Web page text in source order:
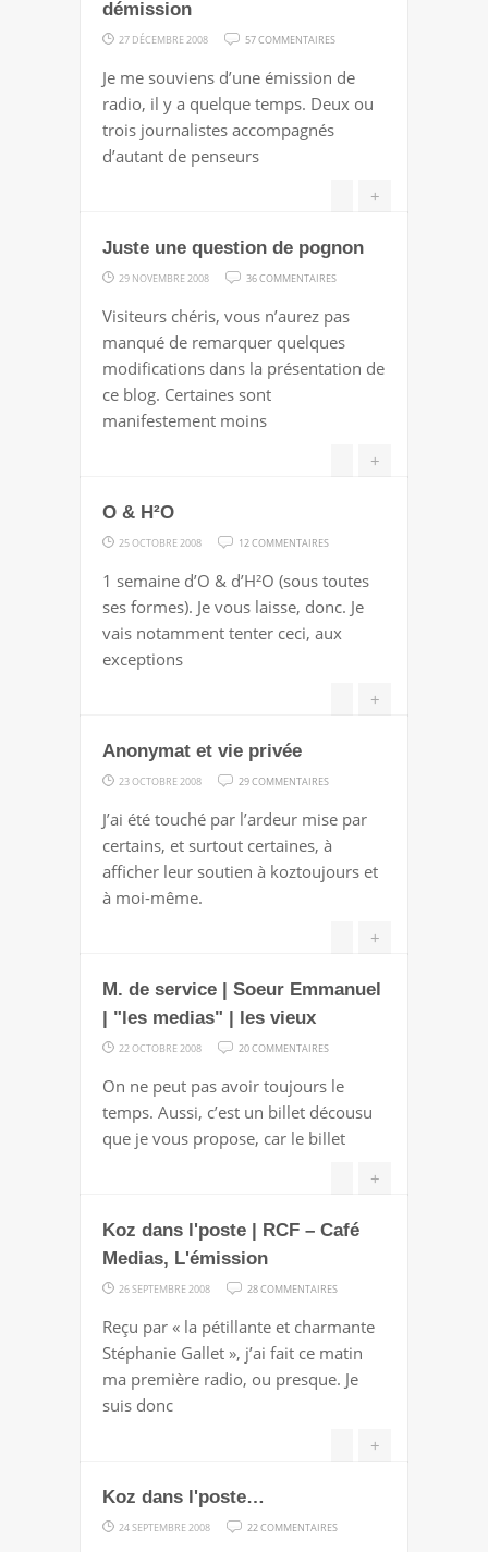
démission
27 DÉCEMBRE 2008 57 COMMENTAIRES
DÉMISSION,
DÉMISSION
Je me souviens d’une émission de
radio, il y a quelque temps. Deux ou
trois journalistes accompagnés
d’autant de penseurs
+
Juste une question de pognon
29 NOVEMBRE 2008 36 COMMENTAIRES
UNE
QUESTION
DE
Visiteurs chéris, vous n’aurez pas
manqué de remarquer quelques
modifications dans la présentation de
ce blog. Certaines sont
manifestement moins
+
O & H²O
25 OCTOBRE 2008 12 COMMENTAIRES
&
H²O
1 semaine d’O & d’H²O (sous toutes
ses formes). Je vous laisse, donc. Je
vais notamment tenter ceci, aux
exceptions
+
Anonymat et vie privée
23 OCTOBRE 2008 29 COMMENTAIRES
ET
VIE
PRIVÉE
J’ai été touché par l’ardeur mise par
certains, et surtout certaines, à
afficher leur soutien à koztoujours et
à moi-même.
+
M. de service | Soeur Emmanuel
| "les medias" | les vieux
22 OCTOBRE 2008 20 COMMENTAIRES
DE
SERVICE
|
|
LES
VIEUX
On ne peut pas avoir toujours le
temps. Aussi, c’est un billet décousu
que je vous propose, car le billet
+
Koz dans l'poste | RCF – Café
Medias, L'émission
26 SEPTEMBRE 2008 28 COMMENTAIRES
DANS
L'POSTE
|
Reçu par « la pétillante et charmante
Stéphanie Gallet », j’ai fait ce matin
ma première radio, ou presque. Je
suis donc
+
Koz dans l'poste…
24 SEPTEMBRE 2008 22 COMMENTAIRES